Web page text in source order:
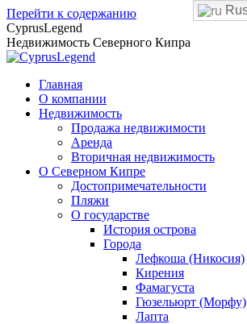
Перейти к содержанию
CyprusLegend
Недвижимость Северного Кипра
Главная
О компании
Недвижимость
Продажа недвижимости
Аренда
Вторичная недвижимость
О Северном Кипре
Достопримечательности
Пляжи
О государстве
История острова
Города
Лефкоша (Никосия)
Кирения
Фамагуста
Гюзельюрт (Морфу)
Лапта